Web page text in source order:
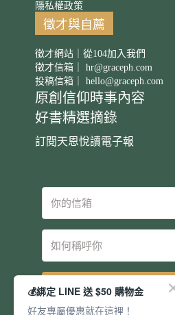
隱私權政策
徵才與自薦
徵才網站｜從104加入我們
徵才信箱｜ hr@graceph.com
投稿信箱｜ hello@graceph.com
原創信仰時事內容
好書精選摘錄
訂閱天恩悅讀電子報
立即訂閱
💰綁定 LINE 送 $50 購物金
好友專屬優惠就在這裡！